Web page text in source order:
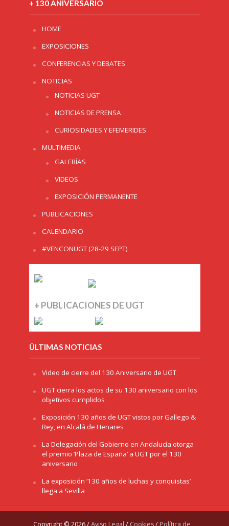
+ 130 ANIVERSARIO
HOME
EXPOSICIONES
CONFERENCIAS Y DEBATES
NOTICIAS
NOTICIAS UGT
NOTICIAS DE PRENSA
CURIOSIDADES Y EFEMERIDES
MULTIMEDIA
GALERÍAS
VIDEOS
EXPOSICIÓN PERMANENTE
PUBLICACIONES
CALENDARIO
#VENCONUGT (28-29 SEPT)
+ PUBLICACIONES DE UGT
ÚLTIMAS NOTICIAS
Video de cierre del 130 Aniversario de UGT
UGT cierra los actos de su 130 aniversario con los
objetivos cumplidos
Exposición 130 años de UGT vistos por Gallego &
Rey, en Alcalá de Henares
La Delegación del Gobierno en Andalucía otorga
el premio ‘Plaza de España’ a UGT por el 130
aniversario
La exposición ‘130 años de luchas y conquistas’
llega a Sevilla
Copyright © 2026 /Aviso Legal / Cookies/ Política de